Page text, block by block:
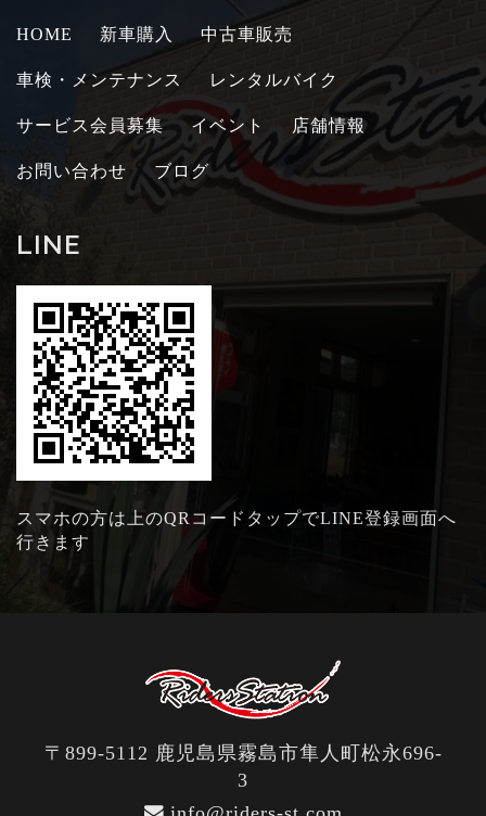
HOME 新車購入 中古車販売
車検・メンテナンス レンタルバイク
サービス会員募集 イベント 店舗情報
お問い合わせ ブログ
LINE
スマホの方は上のQRコードタップでLINE登録画面へ
行きます
〒899-5112 鹿児島県霧島市隼人町松永696-
3